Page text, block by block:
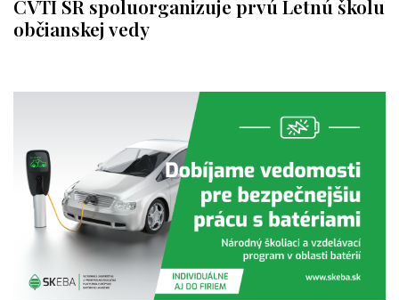
CVTI SR spoluorganizuje prvú Letnú školu
občianskej vedy